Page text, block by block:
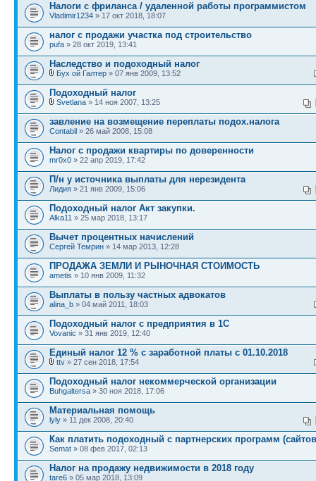
Налоги с фриланса / удаленной работы программистом
Vladimir1234 » 17 окт 2018, 18:07
налог с продажи участка под строительство
pufa » 28 окт 2019, 13:41
Наследство и подоходный налог
Бух ой Галтер » 07 янв 2009, 13:52
Подоходный налог
Svetlana » 14 ноя 2007, 13:25
завление на возмещение переплаты подох.налога
Contabil » 26 май 2008, 15:08
Налог с продажи квартиры по доверенности
mr0x0 » 22 апр 2019, 17:42
П/н у источника выплаты для нерезидента
Лидия » 21 янв 2009, 15:06
Подоходный налог Акт закупки.
Alka11 » 25 мар 2018, 13:17
Вычет процентных начислений
Сергей Темрин » 14 мар 2013, 12:28
ПРОДАЖА ЗЕМЛИ И РЫНОЧНАЯ СТОИМОСТЬ
ametis » 10 янв 2009, 11:32
Выплаты в пользу частных адвокатов
alina_b » 04 май 2011, 18:03
Подоходный налог с предприятия в 1С
Vovanic » 31 янв 2019, 12:40
Единый налог 12 % с заработной платы с 01.10.2018
ttv » 27 сен 2018, 17:54
Подоходный налог некоммерческой организации
Buhgaltersa » 30 ноя 2018, 17:06
Материальная помощь
lyly » 11 дек 2008, 20:40
Как платить подоходный с партнерских программ
Semat » 08 фев 2017, 02:13
Налог на продажу недвижимости в 2018 году
tare6 » 05 мар 2018, 13:09